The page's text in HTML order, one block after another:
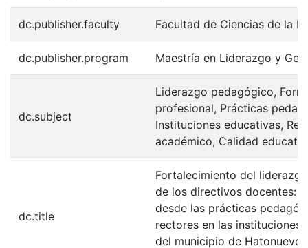
dc.publisher.faculty Facultad de Ciencias de la
dc.publisher.program Maestría en Liderazgo y
dc.subject
Liderazgo pedagógico,
profesional, Prácticas
Instituciones educativas,
académico, Calidad
dc.title
Fortalecimiento del
de los directivos docentes:
desde las prácticas
rectores en las instituciones
del municipio de Hatonuevo